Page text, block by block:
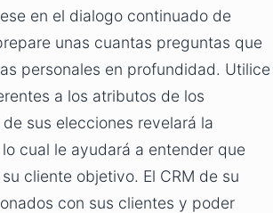
en el dialogo continuado de
unas cuantas preguntas que
personales en profundidad. Utilice
a los atributos de los
sus elecciones revelará la
cual le ayudará a entender que
cliente objetivo. El CRM de su
con sus clientes y poder